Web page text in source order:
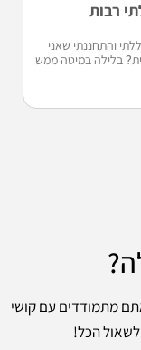
רבות
והתחננתי שאני
בלילה במיטה ממש
מתמודדים עם קושי
הכל!